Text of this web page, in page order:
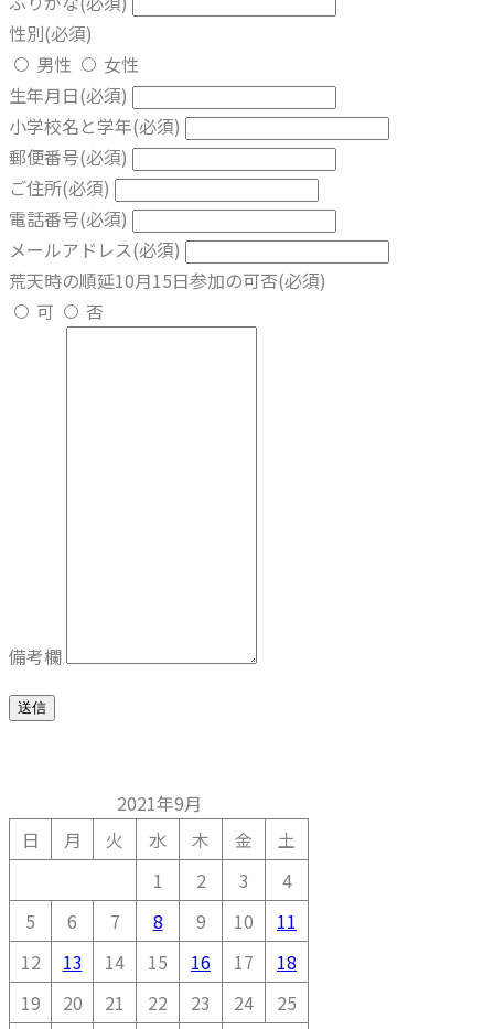
性別(必須)
男性
女性
生年月日(必須)
小学校名と学年(必須)
郵便番号(必須)
ご住所(必須)
電話番号(必須)
メールアドレス(必須)
荒天時の順延10月15日参加の可否(必須)
可
否
備考欄
送信
2021年9月
日
月 火 水 木 金
土
1
2 3
4
5
6 7 8 9 10
11
12
13 14 15 16 17
18
19
20 21 22 23 24
25